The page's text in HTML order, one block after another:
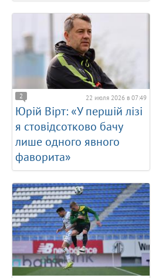
2 22 июля 2026 в 07:49
Юрій Вірт: «У першій лізі
я стовідсотково бачу
лише одного явного
фаворита»